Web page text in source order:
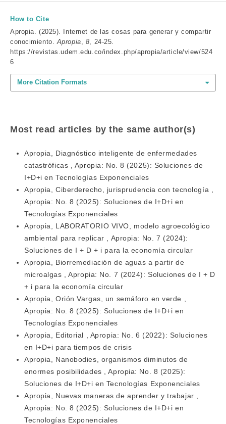
How to Cite
Apropia. (2025). Internet de las cosas para generar y compartir
conocimiento.Apropia, 8, 24-25.
https://revistas.udem.edu.co/index.php/apropia/article/view/524
6
More Citation Formats
Most read articles by the same author(s)
Apropia, Diagnóstico inteligente de enfermedades
catastróficas
Apropia: No. 8 (2025): Soluciones de
I+D+i en Tecnologías Exponenciales
Apropia,Ciberderecho, jurisprudencia con tecnología
Apropia: No. 8 (2025): Soluciones de I+D+i en
Tecnologías Exponenciales
Apropia, LABORATORIO VIVO, modelo agroecológico
ambiental para replicar
Apropia: No. 7 (2024):
Soluciones de I + D + i para la economía circular
Apropia, Biorremediación de aguas a partir de
microalgas
,Apropia: No. 7 (2024): Soluciones de I + D
+ i para la economía circular
Apropia,Orión Vargas, un semáforo en verde
Apropia: No. 8 (2025): Soluciones de I+D+i en
Tecnologías Exponenciales
Apropia, Editorial
Apropia: No. 6 (2022): Soluciones
en I+D+i para tiempos de crisis
Apropia, Nanobodies, organismos diminutos de
enormes posibilidades
,Apropia: No. 8 (2025):
Soluciones de I+D+i en Tecnologías Exponenciales
Apropia, Nuevas maneras de aprender y trabajar
Apropia: No. 8 (2025): Soluciones de I+D+i en
Tecnologías Exponenciales